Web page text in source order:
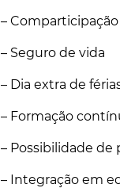
–
– Seguro de vida
– Dia extra de
– Formação
– Possibilidade de
– Integração em